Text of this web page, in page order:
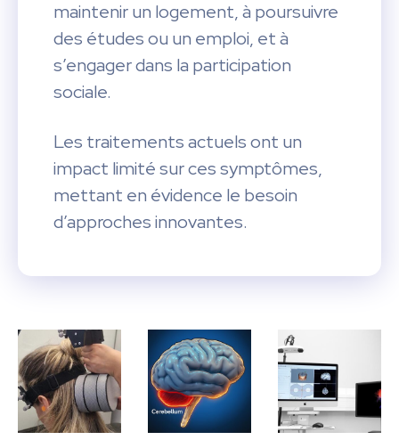
maintenir un logement, à poursuivre
des études ou un emploi, et à
s’engager dans la participation
sociale.
Les traitements actuels ont un
impact limité sur ces symptômes,
mettant en évidence le besoin
d’approches innovantes.